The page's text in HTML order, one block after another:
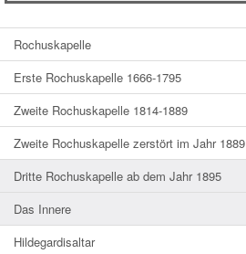
Rochuskapelle
Erste Rochuskapelle 1666-1795
Zweite Rochuskapelle 1814-1889
Zweite Rochuskapelle zerstört im Jahr 1889
Dritte Rochuskapelle ab dem Jahr 1895
Das Innere
Hildegardisaltar